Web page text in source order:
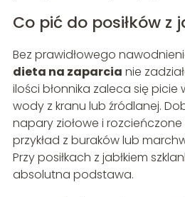
Co pić do posiłków z
Bez prawidłowego
dieta na zaparcia nie
ilości błonnika zaleca się picie
wody z kranu lub źródlanej.
napary ziołowe i
przykład z buraków lub
Przy posiłkach z jabłkiem
absolutna podstawa.